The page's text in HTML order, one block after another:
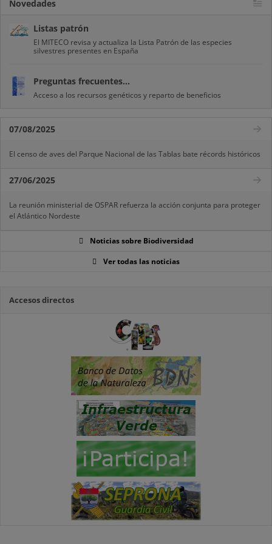
Novedades
Listas patrón
El MITECO revisa y actualiza la Lista Patrón de las especies
silvestres presentes en España
Preguntas frecuentes...
Acceso a los recursos genéticos y reparto de beneficios
07/08/2025
El censo de aves del Parque Nacional de las Tablas bate récords históricos
27/06/2025
La reunión ministerial de OSPAR refuerza la acción conjunta para proteger
el Atlántico Nordeste
Noticias sobre Biodiversidad
Ver todas las noticias
Accesos directos